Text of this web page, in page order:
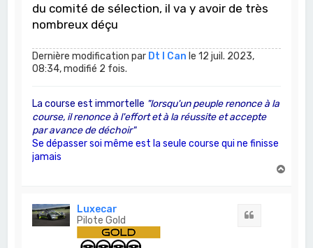
du comité de sélection, il va y avoir de très
nombreux déçu
Dernière modification par Dt I Can le 12 juil. 2023,
08:34, modifié 2 fois.
La course est immortelle "lorsqu'un peuple renonce à la
course, il renonce à l'effort et à la réussite et accepte
par avance de déchoir"
Se dépasser soi même est la seule course qui ne finisse
jamais
Luxecar
Pilote Gold